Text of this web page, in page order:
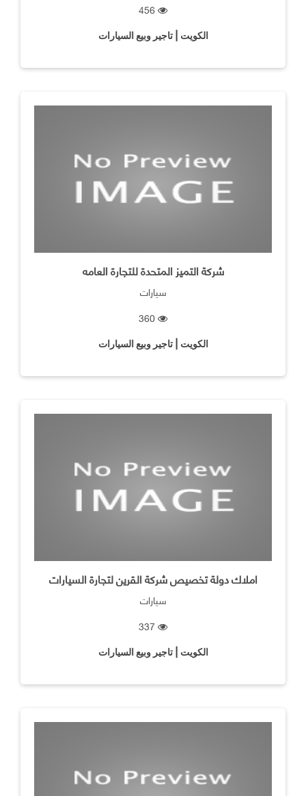
الكويت | تاجير وبيع السيارات
شركة التميز المتحدة للتجارة العامه
سيارات
الكويت | تاجير وبيع السيارات
املاك دولة تخصيص شركة القرين لتجارة السيارات
سيارات
الكويت | تاجير وبيع السيارات